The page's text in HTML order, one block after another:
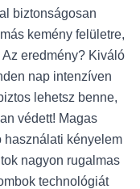
biztonságosan
kemény felületre,
eredmény? Kiváló
nap intenzíven
lehetsz benne,
védett! Magas
használati kényelem
nagyon rugalmas
technológiát